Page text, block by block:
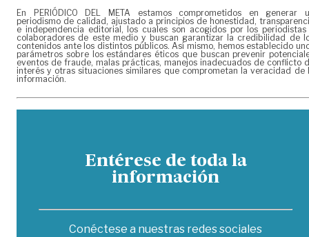
En PERIÓDICO DEL META estamos comprometidos en generar
periodismo de calidad, ajustado a principios de honestidad,
e independencia editorial, los cuales son acogidos por los periodistas
colaboradores de este medio y buscan garantizar la credibilidad de
contenidos ante los distintos públicos. Así mismo, hemos establecido
parámetros sobre los estándares éticos que buscan prevenir
eventos de fraude, malas prácticas, manejos inadecuados de conflicto
interés y otras situaciones similares que comprometan la veracidad de
información.
Entérese de toda la
información
Conéctese a nuestras redes sociales